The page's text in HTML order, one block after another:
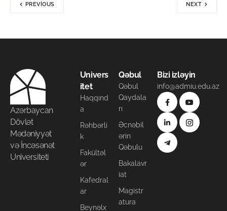
PREVIOUS NEXT
Azərbaycan
Dövlət
Mədəniyyət
və İncəsənət
Universiteti
Univers
itet
Haqqınd
a
Rəhbərli
k
Fakültəl
ər
Kafedral
ar
Beynəlx
Qəbul
Qəbul
Qaydala
rı
Əcnəbil
ərin
Qəbulu
Bakalavr
iat
Magistr
atura
Bizi izləyin
info@admiu.edu.az